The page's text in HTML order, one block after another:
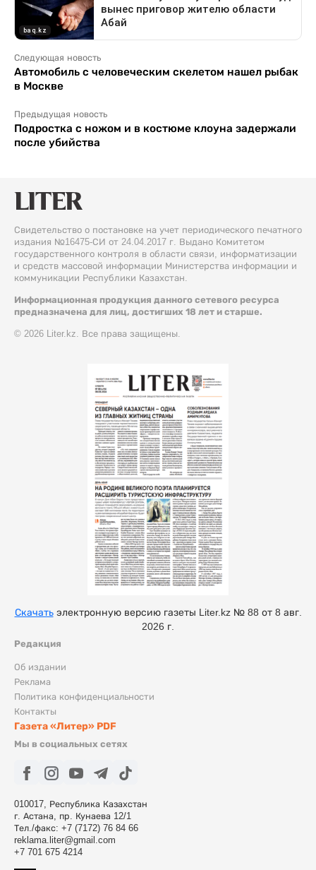
Следующая новость
Автомобиль с человеческим скелетом нашел рыбак
в Москве
Предыдущая новость
Подростка с ножом и в костюме клоуна задержали
после убийства
Свидетельство о постановке на учет периодического печатного
издания №16475-СИ от 24.04.2017 г. Выдано Комитетом
государственного контроля в области связи, информатизации
и средств массовой информации Министерства информации и
коммуникации Республики Казахстан.
Информационная продукция данного сетевого ресурса
предназначена для лиц, достигших 18 лет и старше.
© 2026 Liter.kz. Все права защищены.
Редакция
Об издании
Реклама
Политика конфиденциальности
Контакты
Газета «Литер» PDF
Мы в социальных сетях
010017, Республика Казахстан
г. Астана, пр. Кунаева 12/1
Тел./факс: +7 (7172) 76 84 66
reklama.liter@gmail.com
+7 701 675 4214
Скачатьэлектронную версию газеты Liter.kz № 88 от 8 авг.
2026 г.